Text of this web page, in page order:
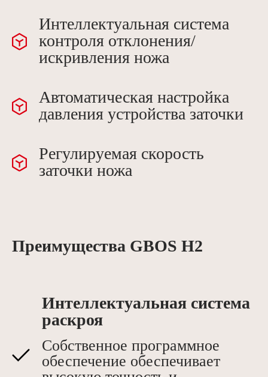
Интеллектуальная система
контроля отклонения/
искривления ножа
Автоматическая настройка
давления устройства заточки
Регулируемая скорость
заточки ножа
Преимущества GBOS H2
Интеллектуальная система
раскроя
Собственное программное
обеспечение обеспечивает